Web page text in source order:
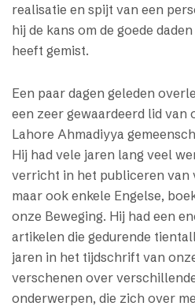
realisatie en spijt van een
hij de kans om de goede
heeft gemist.
Een paar dagen geleden
een zeer gewaardeerd lid van
Lahore Ahmadiyya
Hij had vele jaren lang veel
verricht in het publiceren van
maar ook enkele Engelse,
onze Beweging. Hij had een
artikelen die gedurende
jaren in het tijdschrift van
verschenen over
onderwerpen, die zich over